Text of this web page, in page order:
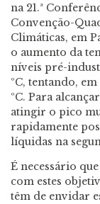
na 21.ª
Convenção-
Climáticas, em
o aumento da
níveis pré-
ºC, tentando,
ºC. Para
atingir o pico
rapidamente
líquidas na
É necessário
com estes
têm de envidar